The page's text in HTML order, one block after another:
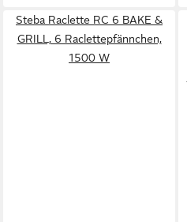
Steba Raclette RC 6 BAKE &
GRILL, 6 Raclettepfännchen,
1500 W